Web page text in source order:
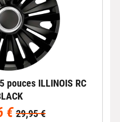
pouces ILLINOIS RC
€ 29,95 €